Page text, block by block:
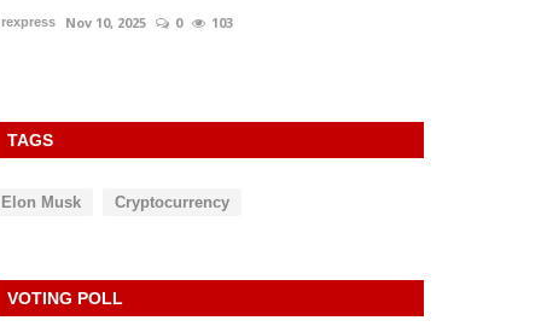
rexpress Nov 10, 2025 0 103
TAGS
Elon Musk Cryptocurrency
VOTING POLL